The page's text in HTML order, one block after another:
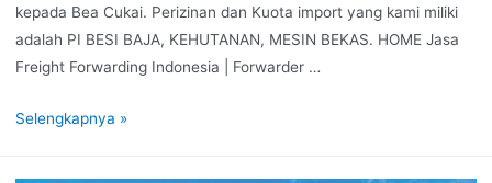
kepada Bea Cukai. Perizinan dan Kuota import yang kami miliki
adalah PI BESI BAJA, KEHUTANAN, MESIN BEKAS. HOME Jasa
Freight Forwarding Indonesia | Forwarder …
Selengkapnya »